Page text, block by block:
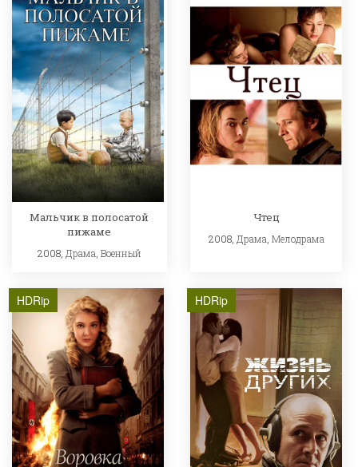
Мальчик в полосатой
пижаме
2008, Драма Военный
Чтец
2008, Драма Мелодрама
HDRip HDRip